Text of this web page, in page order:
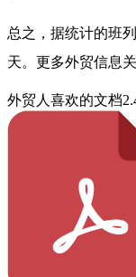
总之，据统计的班
天。更多外贸信息
外贸人喜欢的文档